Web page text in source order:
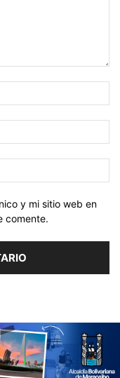
y mi sitio web en
comente.